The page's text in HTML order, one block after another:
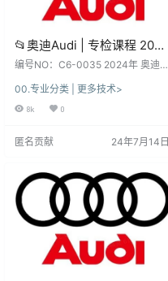
📂奥迪Audi | 专检课程 2024
年 专检系统ODIS诊断读取测
量校准刷隐藏电路图针脚技
术培训课程+SSP_103节
（6G）
编号NO：C6-0035 2024年 奥迪A
断 读取 测量 校准 刷隐藏 电路图针
脚 简 介 说 明 [Information] 汽修专
ds] 奥迪Audi专检系统ODIS诊断 读
细目录 [Inventory…
00.专业分类 | 更多技术>
8k 0
匿名贡献 24年7月14日